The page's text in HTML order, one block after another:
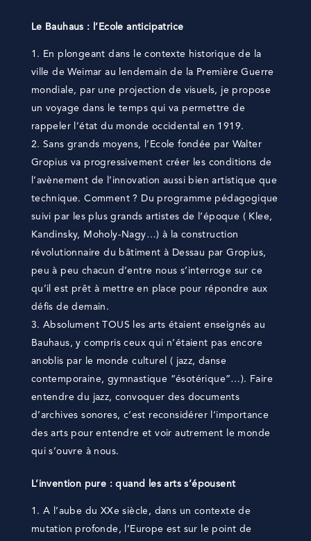
Le Bauhaus : l’Ecole anticipatrice
En plongeant dans le contexte historique de la
ville de Weimar au lendemain de la Première Guerre
mondiale, par une projection de visuels, je propose
un voyage dans le temps qui va permettre de
rappeler l’état du monde occidental en 1919.
Sans grands moyens, l’Ecole fondée par Walter
Gropius va progressivement créer les conditions de
l’avènement de l’innovation aussi bien artistique que
technique. Comment ? Du programme pédagogique
suivi par les plus grands artistes de l’époque ( Klee,
Kandinsky, Moholy-Nagy…) à la construction
révolutionnaire du bâtiment à Dessau par Gropius,
peu à peu chacun d’entre nous s’interroge sur ce
qu’il est prêt à mettre en place pour répondre aux
défis de demain.
Absolument TOUS les arts étaient enseignés au
Bauhaus, y compris ceux qui n’étaient pas encore
anoblis par le monde culturel ( jazz, danse
contemporaine, gymnastique “ésotérique”…). Faire
entendre du jazz, convoquer des documents
d’archives sonores, c’est reconsidérer l’importance
des arts pour entendre et voir autrement le monde
qui s’ouvre à nous.
L’invention pure : quand les arts s’épousent
A l’aube du XXe siècle, dans un contexte de
mutation profonde, l’Europe est sur le point de